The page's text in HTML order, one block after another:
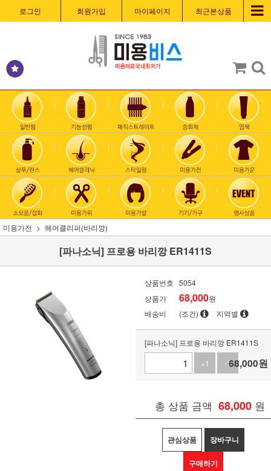
로그인 회원가입 마이페이지 최근본상품
미용가전 헤어클리퍼(바리깡)
[파나소닉] 프로용 바리깡 ER1411S
상품번호 5054
상품가
68,000원
배송비
(조건) 지역별
[파나소닉] 프로용 바리깡 ER1411S
+1
-168,000원
총 상품 금액 68,000 원
관심상품 장바구니
구매하기